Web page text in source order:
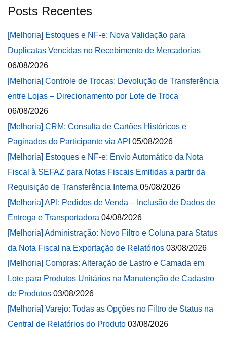
Posts Recentes
[Melhoria] Estoques e NF-e: Nova Validação para
Duplicatas Vencidas no Recebimento de Mercadorias
06/08/2026
[Melhoria] Controle de Trocas: Devolução de Transferência
entre Lojas – Direcionamento por Lote de Troca
06/08/2026
[Melhoria] CRM: Consulta de Cartões Históricos e
Paginados do Participante via API 05/08/2026
[Melhoria] Estoques e NF-e: Envio Automático da Nota
Fiscal à SEFAZ para Notas Fiscais Emitidas a partir da
Requisição de Transferência Interna 05/08/2026
[Melhoria] API: Pedidos de Venda – Inclusão de Dados de
Entrega e Transportadora 04/08/2026
[Melhoria] Administração: Novo Filtro e Coluna para Status
da Nota Fiscal na Exportação de Relatórios 03/08/2026
[Melhoria] Compras: Alteração de Lastro e Camada em
Lote para Produtos Unitários na Manutenção de Cadastro
de Produtos 03/08/2026
[Melhoria] Varejo: Todas as Opções no Filtro de Status na
Central de Relatórios do Produto 03/08/2026